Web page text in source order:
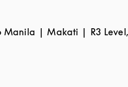
Manila Makati R3